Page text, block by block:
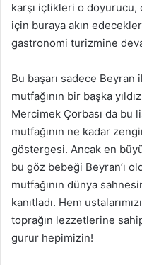
karşı içtikleri o doyurucu,
için buraya akın
gastronomi turizmine
Bu başarı sadece Beyran
mutfağının bir başka
Mercimek Çorbası da bu
mutfağının ne kadar
göstergesi. Ancak en
bu göz bebeği Beyran’ı
mutfağının dünya
kanıtladı. Hem
toprağın lezzetlerine
gurur hepimizin!